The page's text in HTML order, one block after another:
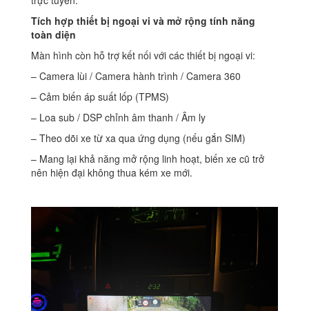
Tích hợp thiết bị ngoại vi và mở rộng tính năng
toàn diện
Màn hình còn hỗ trợ kết nối với các thiết bị ngoại vi:
– Camera lùi / Camera hành trình / Camera 360
– Cảm biến áp suất lốp (TPMS)
– Loa sub / DSP chỉnh âm thanh / Âm ly
– Theo dõi xe từ xa qua ứng dụng (nếu gắn SIM)
– Mang lại khả năng mở rộng linh hoạt, biến xe cũ trở
nên hiện đại không thua kém xe mới.